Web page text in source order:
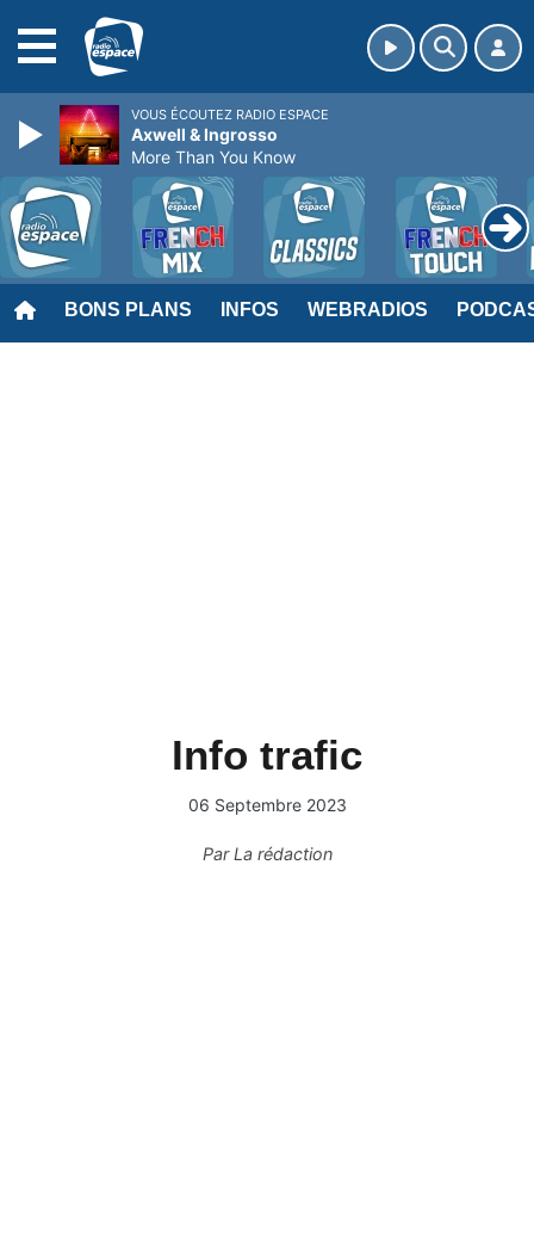
BONS PLANS INFOS WEBRADIOS
Info trafic
06 Septembre 2023
ParLa rédaction
VOUS ÉCOUTEZ RADIO ESPACE
Axwell & Ingrosso
More Than You Know